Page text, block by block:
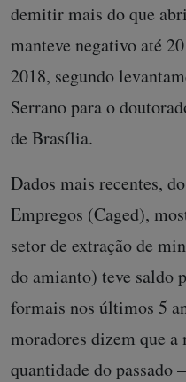
demitir mais do que
manteve negativo até
2018, segundo
Serrano para o
de Brasília.
Dados mais recentes,
Empregos (Caged),
setor de extração de
do amianto) teve saldo
formais nos últimos 5
moradores dizem que a
quantidade do passado